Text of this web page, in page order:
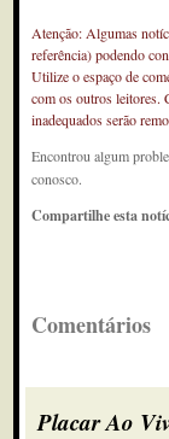
Atenção: Algumas
referência) podendo
Utilize o espaço de
com os outros leitores.
inadequados serão
Encontrou algum
conosco.
Compartilhe esta
Comentários
Placar Ao